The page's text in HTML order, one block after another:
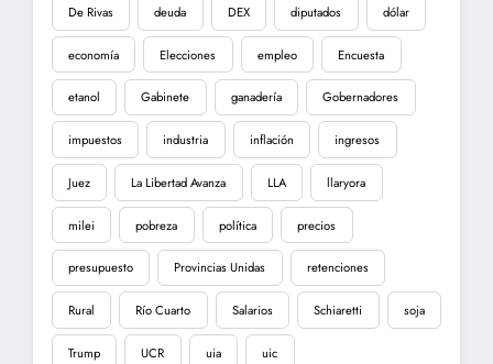
De Rivas deuda DEX diputados dólar
economía Elecciones empleo Encuesta
etanol Gabinete ganadería Gobernadores
impuestos industria inflación ingresos
Juez La Libertad Avanza LLA llaryora
milei pobreza política precios
presupuesto Provincias Unidas retenciones
Rural Río Cuarto Salarios Schiaretti soja
Trump UCR uia uic